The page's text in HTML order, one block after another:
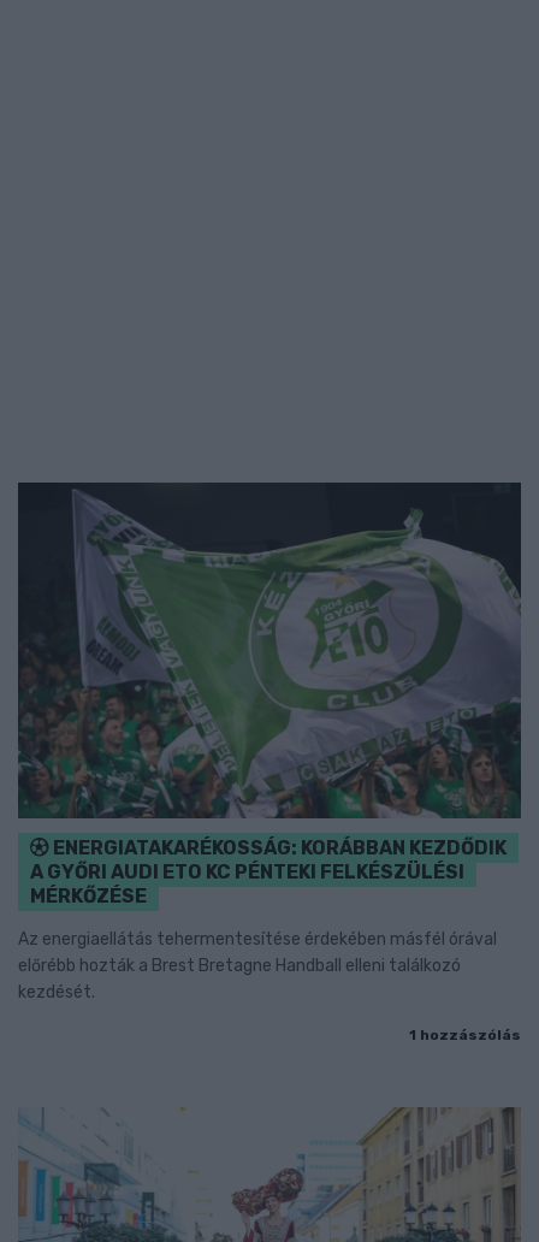
ENERGIATAKARÉKOSSÁG: KORÁBBAN KEZDŐDIK
A GYŐRI AUDI ETO KC PÉNTEKI FELKÉSZÜLÉSI
MÉRKŐZÉSE
Az energiaellátás tehermentesítése érdekében másfél órával
előrébb hozták a Brest Bretagne Handball elleni találkozó
kezdését.
1 hozzászólás